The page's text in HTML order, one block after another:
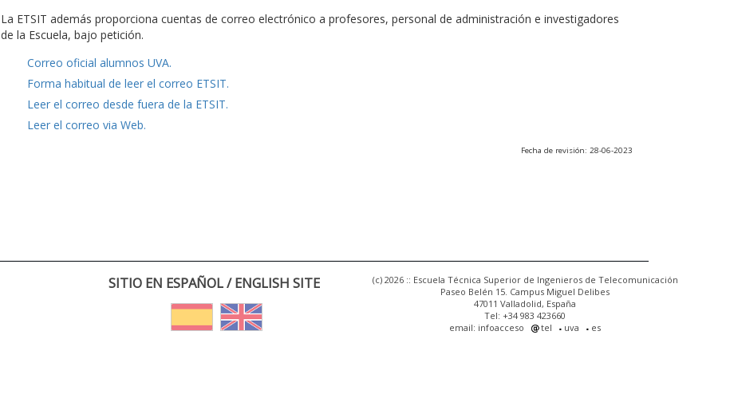
La ETSIT además proporciona cuentas de correo electrónico a profesores, personal de administración e investigadores
de la Escuela, bajo petición.
Correo oficial alumnos UVA.
Forma habitual de leer el correo ETSIT.
Leer el correo desde fuera de la ETSIT.
Leer el correo via Web.
Fecha de revisión: 28-06-2023
SITIO EN ESPAÑOL / ENGLISH SITE
(c) 2026 :: Escuela Técnica Superior de Ingenieros de Telecomunicación
Paseo Belén 15. Campus Miguel Delibes
47011 Valladolid, España
Tel: +34 983 423660
email: infoacceso
tel uva es